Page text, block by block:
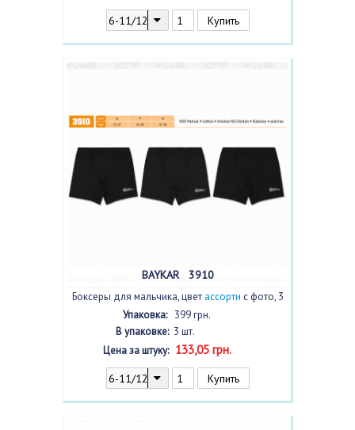
BAYKAR 3910
Боксеры для мальчика, цвет ассорти с фото, 3
шт.
Упаковка: 399 грн.
В упаковке:3 шт.
Цена за штуку:133,05 грн.